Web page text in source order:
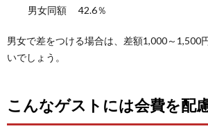
男女同額 42.6％
男女で差をつける場合は、差額1,000～1,500
いでしょう。
こんなゲストには会費を配